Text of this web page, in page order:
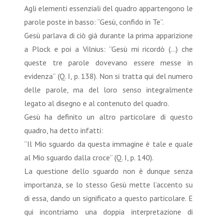
Agli elementi essenziali del quadro appartengono le
parole poste in basso: “Gesù, confido in Te”.
Gesù parlava di ciò già durante la prima apparizione
a Plock e poi a Vilnius: ”Gesù mi ricordò (...) che
queste tre parole dovevano essere messe in
evidenza” (Q. I, p. 138). Non si tratta qui del numero
delle parole, ma del loro senso integralmente
legato al disegno e al contenuto del quadro.
Gesù ha definito un altro particolare di questo
quadro, ha detto infatti:
“Il Mio sguardo da questa immagine è tale e quale
al Mio sguardo dalla croce” (Q. I, p. 140).
La questione dello sguardo non è dunque senza
importanza, se lo stesso Gesù mette l’accento su
di essa, dando un significato a questo particolare. E
qui incontriamo una doppia interpretazione di